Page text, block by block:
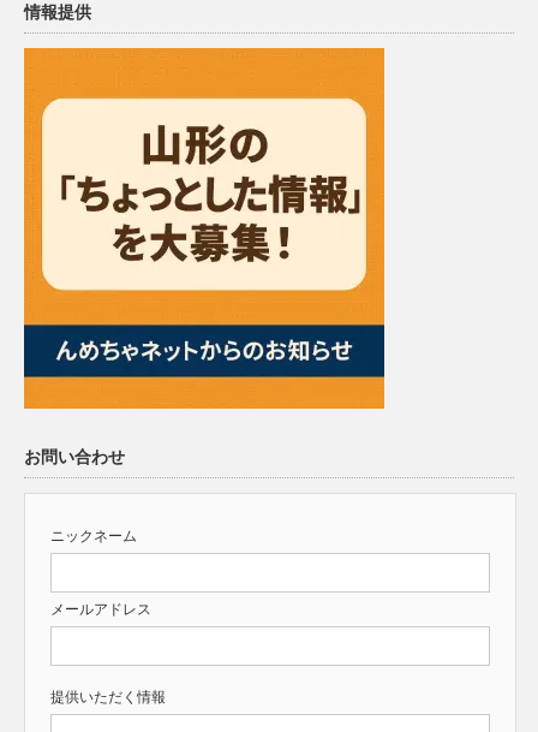
情報提供
お問い合わせ
ニックネーム
メールアドレス
提供いただく情報